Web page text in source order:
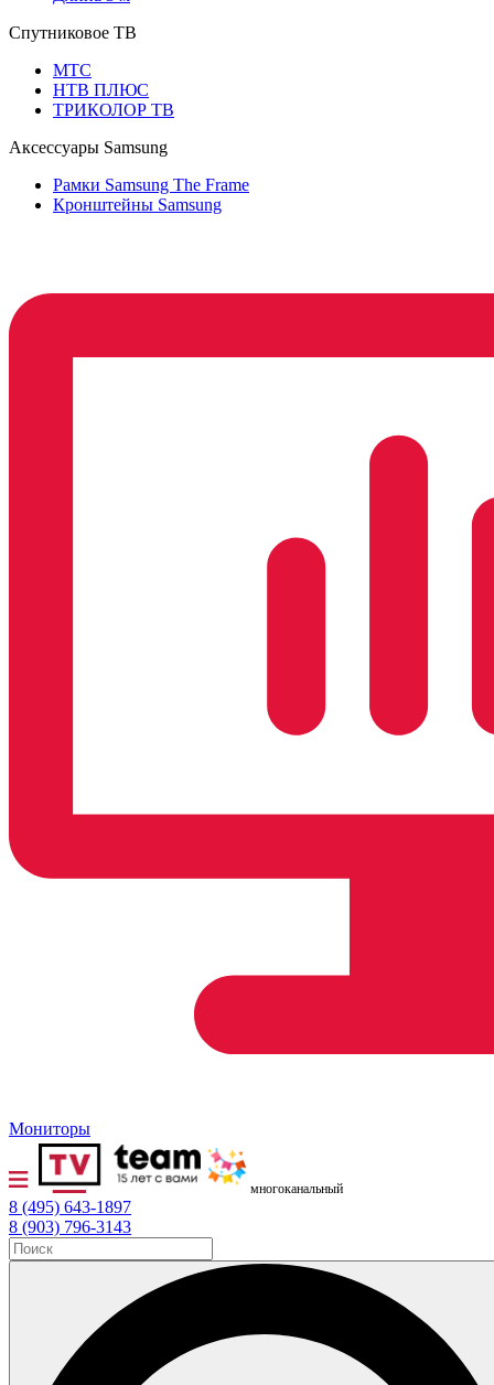
Спутниковое ТВ
МТС
НТВ ПЛЮС
ТРИКОЛОР ТВ
Аксессуары Samsung
Рамки Samsung The Frame
Кронштейны Samsung
Мониторы
многоканальный
8 (495) 643-1897
8 (903) 796-3143